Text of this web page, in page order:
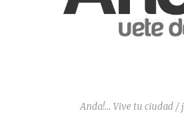
Anda!... Vive tu ciudad /